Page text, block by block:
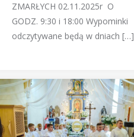
ZMARŁYCH 02.11.2025r O
GODZ. 9:30 i 18:00 Wypominki
odczytywane będą w dniach […]